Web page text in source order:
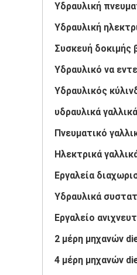
Υδραυλική
Υδραυλική
Υδραυλικός
υδραυλικά
Ηλεκτρικά
Εργαλεία
Υδραυλικά
Εργαλείο